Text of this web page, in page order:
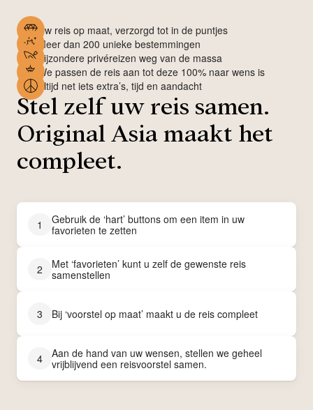
Uw reis op maat, verzorgd tot in de puntjes
Meer dan 200 unieke bestemmingen
Bijzondere privéreizen weg van de massa
We passen de reis aan tot deze 100% naar wens is
Altijd net iets extra’s, tijd en aandacht
Stel zelf uw reis samen.
Original Asia maakt het
compleet.
1
Gebruik de ‘hart’ buttons om een item in uw
favorieten te zetten
2
Met ‘favorieten’ kunt u zelf de gewenste reis
samenstellen
3 Bij ‘voorstel op maat’ maakt u de reis compleet
4
Aan de hand van uw wensen, stellen we geheel
vrijblijvend een reisvoorstel samen.